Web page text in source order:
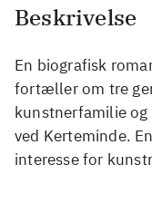
Beskrivelse
En biografisk
fortæller om tre
kunstnerfamilie og
ved Kerteminde.
interesse for